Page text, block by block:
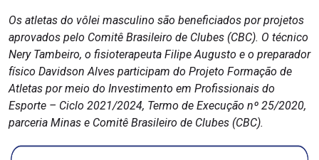
Os atletas do vôlei masculino são beneficiados por projetos
aprovados pelo Comitê Brasileiro de Clubes (CBC). O técnico
Nery Tambeiro, o fisioterapeuta Filipe Augusto e o preparador
físico Davidson Alves participam do Projeto Formação de
Atletas por meio do Investimento em Profissionais do
Esporte – Ciclo 2021/2024, Termo de Execução nº 25/2020,
parceria Minas e Comitê Brasileiro de Clubes (CBC).